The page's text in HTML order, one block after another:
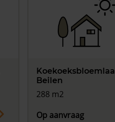
Beilen
288 m2
Op aanvraag